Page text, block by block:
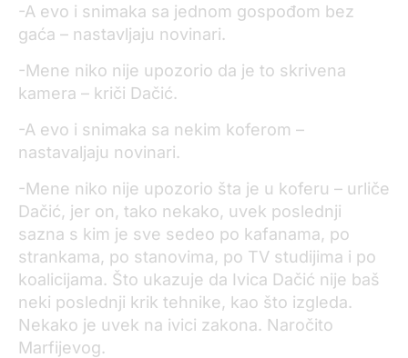
-A evo i snimaka sa jednom gospođom bez
gaća – nastavljaju novinari.
-Mene niko nije upozorio da je to skrivena
kamera – kriči Dačić.
-A evo i snimaka sa nekim koferom –
nastavaljaju novinari.
-Mene niko nije upozorio šta je u koferu – urliče
Dačić, jer on, tako nekako, uvek poslednji
sazna s kim je sve sedeo po kafanama, po
strankama, po stanovima, po TV studijima i po
koalicijama. Što ukazuje da Ivica Dačić nije baš
neki poslednji krik tehnike, kao što izgleda.
Nekako je uvek na ivici zakona. Naročito
Marfijevog.